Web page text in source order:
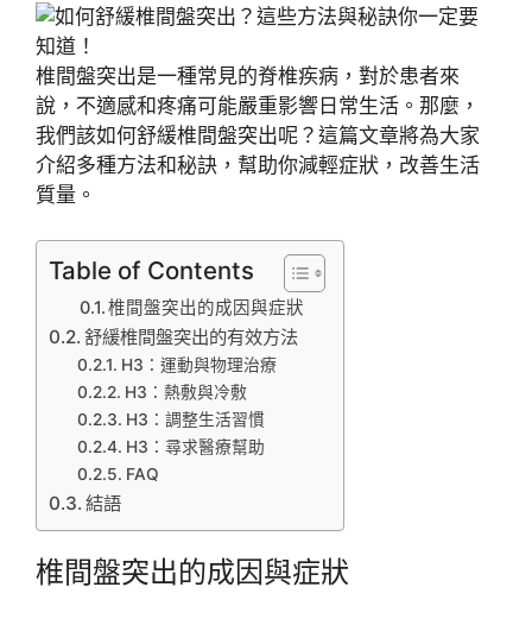
椎間盤突出是一種常見的脊椎疾病，對於患者來
說，不適感和疼痛可能嚴重影響日常生活。那麼，
我們該如何舒緩椎間盤突出呢？這篇文章將為大家
介紹多種方法和秘訣，幫助你減輕症狀，改善生活
質量。
Table of Contents
椎間盤突出的成因與症狀
舒緩椎間盤突出的有效方法
H3：運動與物理治療
H3：熱敷與冷敷
H3：調整生活習慣
H3：尋求醫療幫助
FAQ
結語
椎間盤突出的成因與症狀